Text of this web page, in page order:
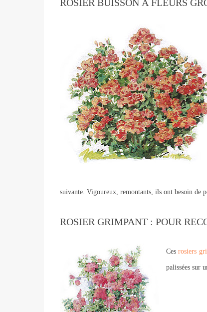
ROSIER BUISSON À FLEURS
suivante. Vigoureux, remontants, ils ont besoin de
ROSIER GRIMPANT : POUR
Cesrosiers
palissées sur